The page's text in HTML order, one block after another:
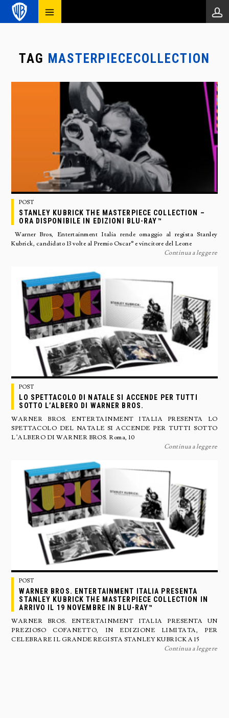
TAG MASTERPIECECOLLECTION
POST
STANLEY KUBRICK THE MASTERPIECE COLLECTION –
ORA DISPONIBILE IN EDIZIONI BLU-RAY™
Warner Bros, Entertainment Italia rende omaggio al regista Stanley
Kubrick, candidato 13 volte al Premio Oscar® e vincitore del Leone
Continua a leggere
POST
LO SPETTACOLO DI NATALE SI ACCENDE PER TUTTI
SOTTO L’ALBERO DI WARNER BROS.
WARNER BROS. ENTERTAINMENT ITALIA PRESENTA LO
SPETTACOLO DEL NATALE SI ACCENDE PER TUTTI SOTTO
L’ALBERO DI WARNER BROS. Roma, 10
Continua a leggere
POST
WARNER BROS. ENTERTAINMENT ITALIA PRESENTA
STANLEY KUBRICK THE MASTERPIECE COLLECTION IN
ARRIVO IL 19 NOVEMBRE IN BLU-RAY™
WARNER BROS. ENTERTAINMENT ITALIA PRESENTA UN
PREZIOSO COFANETTO, IN EDIZIONE LIMITATA, PER
CELEBRARE IL GRANDE REGISTA STANLEY KUBRICK A 15
Continua a leggere